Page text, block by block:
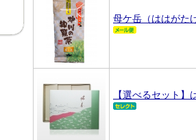
母ケ岳（ははが
【選べるセット